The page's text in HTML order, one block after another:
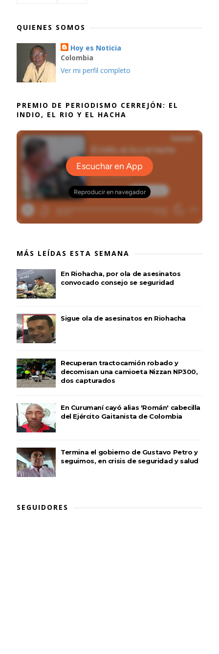
QUIENES SOMOS
Hoy es Noticia
Colombia
Ver mi perfil completo
PREMIO DE PERIODISMO CERREJÓN: EL
INDIO, EL RIO Y EL HACHA
MÁS LEÍDAS ESTA SEMANA
En Riohacha, por ola de asesinatos
convocado consejo se seguridad
Sigue ola de asesinatos en Riohacha
Recuperan tractocamión robado y
decomisan una camioeta Nizzan NP300,
dos capturados
En Curumaní cayó alias 'Román' cabecilla
del Ejército Gaitanista de Colombia
Termina el gobierno de Gustavo Petro y
seguimos, en crisis de seguridad y salud
SEGUIDORES